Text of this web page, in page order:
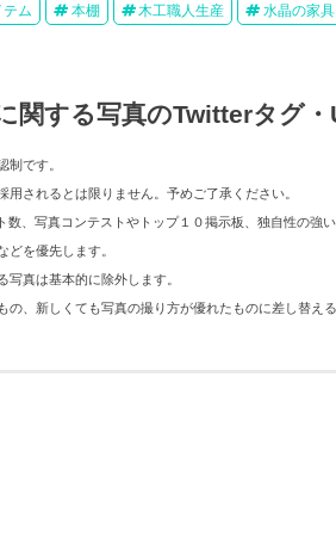
ム 本棚 木工職人生産 水晶の家具
関する写真のTwitterタグ
制です。
用されるとは限りません。予めご了承ください。
数、写真コンテストやトップ１０掲示板、独自性の強
どを優先します。
写真は基本的に除外します。
の、新しくても写真の撮り方が優れたものに差し替え